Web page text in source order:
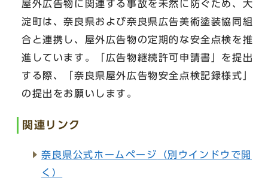
屋外広告物に関連する事故を未然に防ぐため、大
淀町は、奈良県および奈良県広告美術塗装協同組
合と連携し、屋外広告物の定期的な安全点検を推
進しています。「広告物継続許可申請書」を提出
する際、「奈良県屋外広告物安全点検記録様式」
の提出をお願いします。
関連リンク
奈良県公式ホームページ
（別ウインドウで開
く）